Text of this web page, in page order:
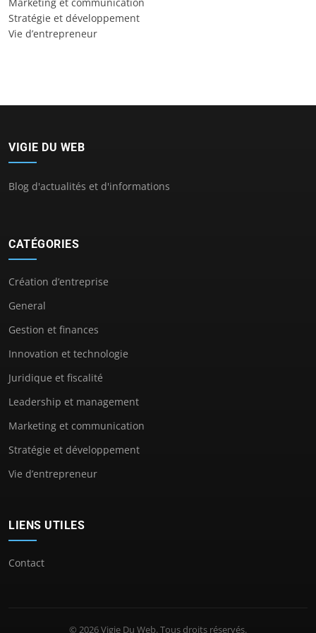
Stratégie et développement
Vie d’entrepreneur
VIGIE DU WEB
Blog d'actualités et d'informations
CATÉGORIES
Création d’entreprise
General
Gestion et finances
Innovation et technologie
Juridique et fiscalité
Leadership et management
Marketing et communication
Stratégie et développement
Vie d’entrepreneur
LIENS UTILES
Contact
© 2026 Vigie Du Web. Tous droits réservés.